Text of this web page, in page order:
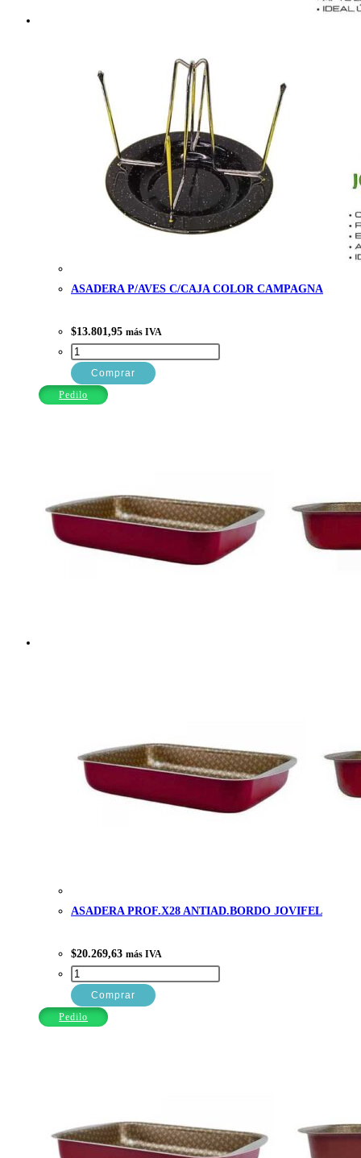
ASADERA P/AVES C/CAJA COLOR CAMPAGNA
$13.801,95 más IVA
ASADERA
P/AVES
C/CAJA
Comprar
Pedilo
ASADERA PROF.X28 ANTIAD.BORDO JOVIFEL
$20.269,63 más IVA
ASADERA
PROF.X28
ANTIAD.BORDO
Comprar
Pedilo